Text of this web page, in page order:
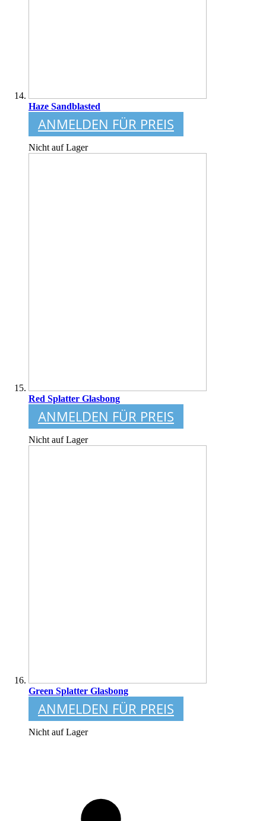
Haze Sandblasted
ANMELDEN FÜR PREIS
Nicht auf Lager
Red Splatter Glasbong
ANMELDEN FÜR PREIS
Nicht auf Lager
Green Splatter Glasbong
ANMELDEN FÜR PREIS
Nicht auf Lager